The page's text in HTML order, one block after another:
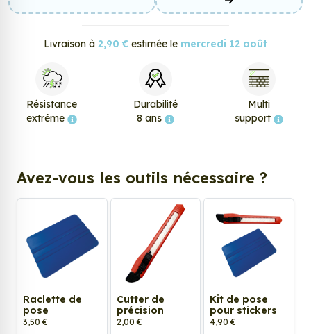
Livraison à 2,90 € estimée le mercredi 12 août
Résistance
extrême
Durabilité
8 ans
Multi
support
Avez-vous les outils nécessaire ?
Raclette de
pose
3,50 €
Cutter de
précision
2,00 €
Kit de pose
pour stickers
4,90 €